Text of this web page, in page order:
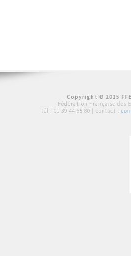
Copyright © 2015
Fédération Française des
tél : 01 39 44 65 80 | contact :